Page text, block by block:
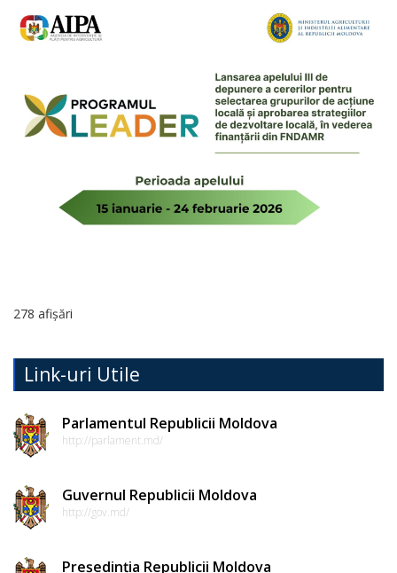
Regulamente
raionali
Comisiile
consultative
de
raional
Codul
conduită
a
funcționarilor
publici
278 afișări
Link-uri Utile
Parlamentul Republicii Moldova
http://parlament.md/
Guvernul Republicii Moldova
http://gov.md/
Președinția Republicii Moldova